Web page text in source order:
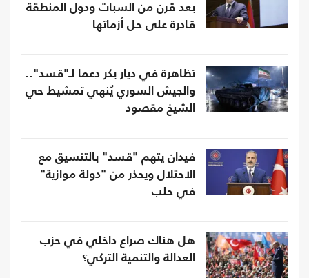
بعد قرن من السبات ودول المنطقة
قادرة على حل أزماتها
تظاهرة في ديار بكر دعما لـ"قسد"..
والجيش السوري يُنهي تمشيط حي
الشيخ مقصود
فيدان يتهم "قسد" بالتنسيق مع
الاحتلال ويحذر من "دولة موازية"
في حلب
هل هناك صراع داخلي في حزب
العدالة والتنمية التركي؟